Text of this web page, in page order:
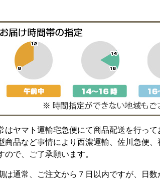
はヤマト運輸宅急便にて商品配送を行って
商品など事情により西濃運輸、佐川急便
ので、ご了承願います。
は通常、ご注文から７日以内ですが、日